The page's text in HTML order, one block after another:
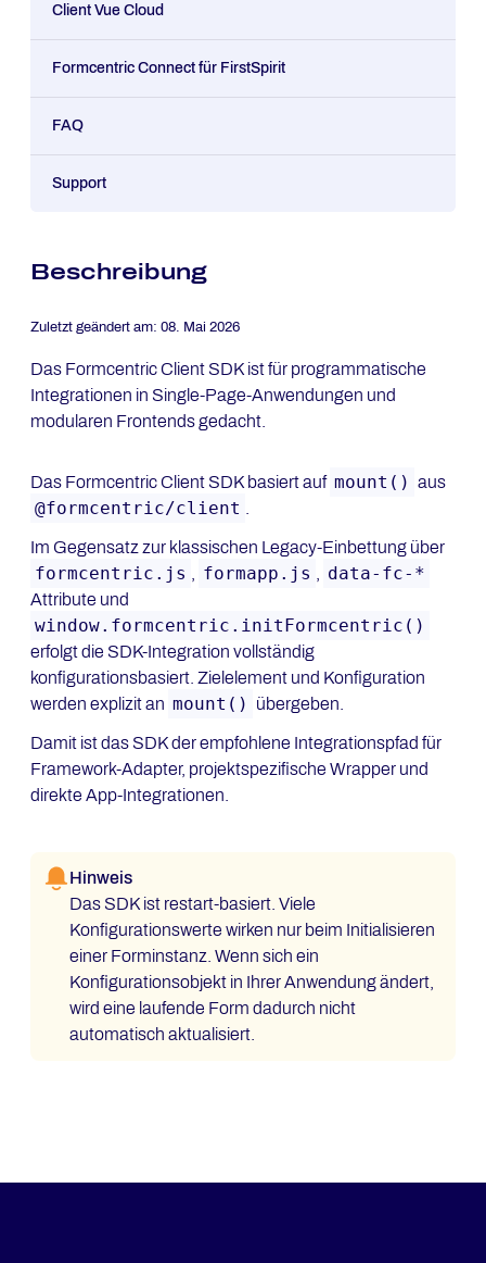
Client Vue Cloud
Formcentric Connect für FirstSpirit
FAQ
Support
Beschreibung
Zuletzt geändert am: 08. Mai 2026
Das Formcentric Client SDK ist für programmatische
Integrationen in Single-Page-Anwendungen und
modularen Frontends gedacht.
Das Formcentric Client SDK basiert auf mount() aus
@formcentric/client
Im Gegensatz zur klassischen Legacy-Einbettung über
formcentric.js formapp.js data-fc-*
Attribute und
window.formcentric.initFormcentric()
erfolgt die SDK-Integration vollständig
konfigurationsbasiert. Zielelement und Konfiguration
werden explizit an mount() übergeben.
Damit ist das SDK der empfohlene Integrationspfad für
Framework-Adapter, projektspezifische Wrapper und
direkte App-Integrationen.
Hinweis
Das SDK ist restart-basiert. Viele
Konfigurationswerte wirken nur beim Initialisieren
einer Forminstanz. Wenn sich ein
Konfigurationsobjekt in Ihrer Anwendung ändert,
wird eine laufende Form dadurch nicht
automatisch aktualisiert.